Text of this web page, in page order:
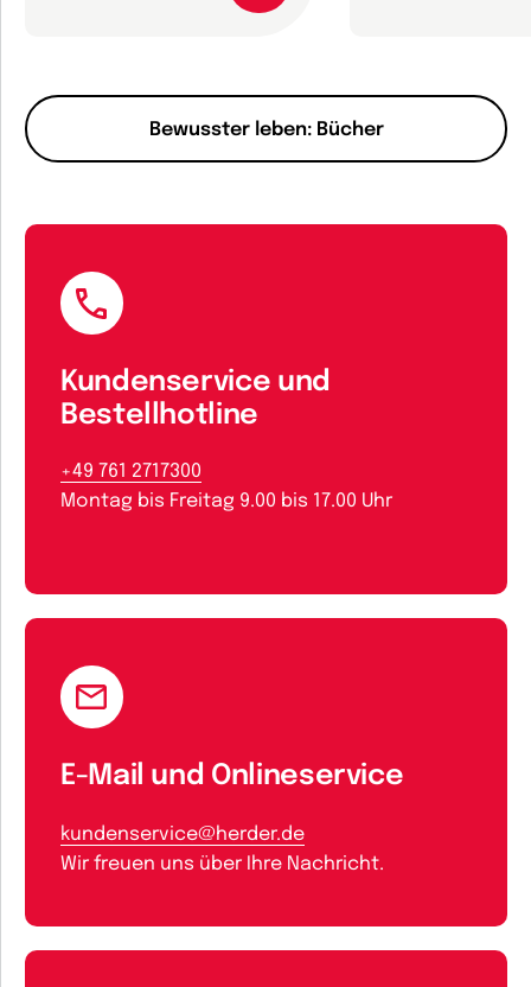
Bewusster leben: Bücher
Kundenservice und
Bestellhotline
+49 761 2717300
Montag bis Freitag 9.00 bis 17.00 Uhr
E-Mail und Onlineservice
kundenservice@herder.de
Wir freuen uns über Ihre Nachricht.